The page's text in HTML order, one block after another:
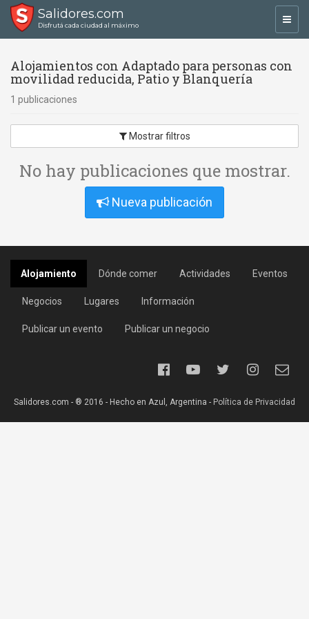
Salidores.com
Disfrutá cada ciudad al máximo
Alojamientos con Adaptado para personas con
movilidad reducida, Patio y Blanquería
1 publicaciones
Mostrar filtros
No hay publicaciones que mostrar.
Nueva publicación
Alojamiento Dónde comer Actividades Eventos
Negocios Lugares Información
Publicar un evento Publicar un negocio
Salidores.com - ® 2016 - Hecho en Azul, Argentina - Política de Privacidad